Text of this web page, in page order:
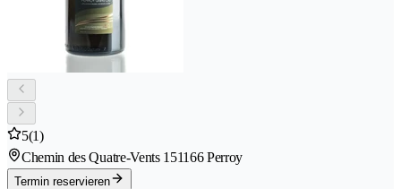
5(1)
Chemin des Quatre-Vents 151166 Perroy
Termin reservieren